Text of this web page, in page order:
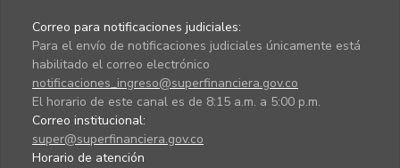
Correo para notificaciones judiciales:
Para el envío de notificaciones judiciales únicamente está
habilitado el correo electrónico
notificaciones_ingreso@superfinanciera.gov.co
El horario de este canal es de 8:15 a.m. a 5:00 p.m.
Correo institucional:
super@superfinanciera.gov.co
Horario de atención